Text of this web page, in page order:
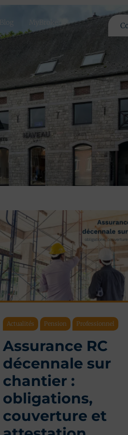
Blog
Actualités Pension Professionnel
Assurance RC
décennale sur
chantier :
obligations,
couverture et